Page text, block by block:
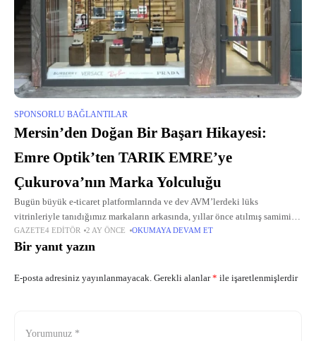
SPONSORLU BAĞLANTILAR
Mersin’den Doğan Bir Başarı Hikayesi:
Emre Optik’ten TARIK EMRE’ye
Çukurova’nın Marka Yolculuğu
Bugün büyük e-ticaret platformlarında ve dev AVM’lerdeki lüks
vitrinleriyle tanıdığımız markaların arkasında, yıllar önce atılmış samimi
ve vizyoner adımlar yatıyor. Temelleri 1996 yılında Mersin’de atılan ve
bölge halkının hafızasına "Emre
GAZETE4 EDITÖR 2 AY ÖNCE OKUMAYA DEVAM ET
Bir yanıt yazın
E-posta adresiniz yayınlanmayacak. Gerekli alanlar* ile işaretlenmişlerdir